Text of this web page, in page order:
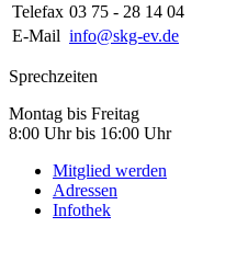
Telefax 03 75 - 28 14 04
E-Mail info@skg-ev.de
Sprechzeiten
Montag bis Freitag
8:00 Uhr bis 16:00 Uhr
Mitglied werden
Adressen
Infothek